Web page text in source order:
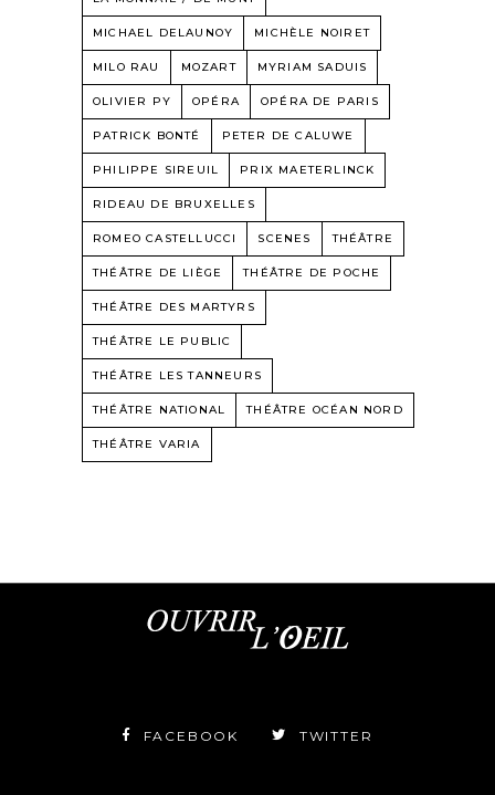
MICHAEL DELAUNOY MICHÈLE NOIRET
MILO RAU MOZART MYRIAM SADUIS
OLIVIER PY OPÉRA OPÉRA DE PARIS
PATRICK BONTÉ PETER DE CALUWE
PHILIPPE SIREUIL PRIX MAETERLINCK
RIDEAU DE BRUXELLES
ROMEO CASTELLUCCI SCENES THÉÂTRE
THÉÂTRE DE LIÈGE THÉÂTRE DE POCHE
THÉÂTRE DES MARTYRS
THÉÂTRE LE PUBLIC
THÉÂTRE LES TANNEURS
THÉÂTRE NATIONAL THÉÂTRE OCÉAN NORD
THÉÂTRE VARIA
FACEBOOK TWITTER